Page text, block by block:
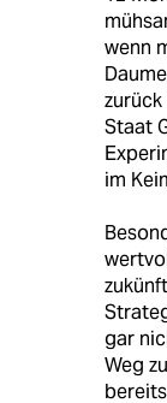
wenn
Staat
im
gar
Weg